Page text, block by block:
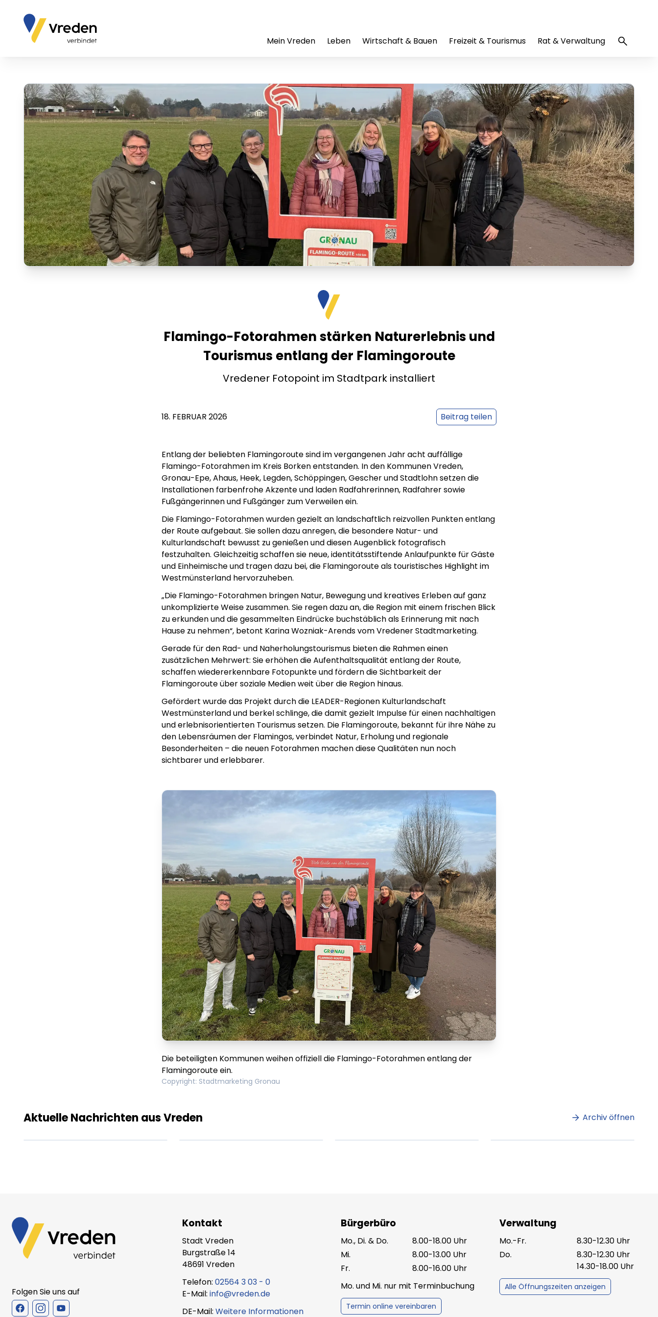
Mein Vreden Leben Wirtschaft & Bauen Freizeit & Tourismus Rat & Verwaltung
Flamingo-Fotorahmen stärken Naturerlebnis und
Tourismus entlang der Flamingoroute
Vredener Fotopoint im Stadtpark installiert
18. FEBRUAR 2026 Beitrag teilen
Entlang der beliebten Flamingoroute sind im vergangenen Jahr acht auffällige
Flamingo-Fotorahmen im Kreis Borken entstanden. In den Kommunen Vreden,
Gronau-Epe, Ahaus, Heek, Legden, Schöppingen, Gescher und Stadtlohn setzen die
Installationen farbenfrohe Akzente und laden Radfahrerinnen, Radfahrer sowie
Fußgängerinnen und Fußgänger zum Verweilen ein.
Die Flamingo-Fotorahmen wurden gezielt an landschaftlich reizvollen Punkten entlang
der Route aufgebaut. Sie sollen dazu anregen, die besondere Natur- und
Kulturlandschaft bewusst zu genießen und diesen Augenblick fotografisch
festzuhalten. Gleichzeitig schaffen sie neue, identitätsstiftende Anlaufpunkte für Gäste
und Einheimische und tragen dazu bei, die Flamingoroute als touristisches Highlight im
Westmünsterland hervorzuheben.
„Die Flamingo-Fotorahmen bringen Natur, Bewegung und kreatives Erleben auf ganz
unkomplizierte Weise zusammen. Sie regen dazu an, die Region mit einem frischen Blick
zu erkunden und die gesammelten Eindrücke buchstäblich als Erinnerung mit nach
Hause zu nehmen“, betont Karina Wozniak-Arends vom Vredener Stadtmarketing.
Gerade für den Rad- und Naherholungstourismus bieten die Rahmen einen
zusätzlichen Mehrwert: Sie erhöhen die Aufenthaltsqualität entlang der Route,
schaffen wiedererkennbare Fotopunkte und fördern die Sichtbarkeit der
Flamingoroute über soziale Medien weit über die Region hinaus.
Gefördert wurde das Projekt durch die LEADER-Regionen Kulturlandschaft
Westmünsterland und berkel schlinge, die damit gezielt Impulse für einen nachhaltigen
und erlebnisorientierten Tourismus setzen. Die Flamingoroute, bekannt für ihre Nähe zu
den Lebensräumen der Flamingos, verbindet Natur, Erholung und regionale
Besonderheiten – die neuen Fotorahmen machen diese Qualitäten nun noch
sichtbarer und erlebbarer.
Die beteiligten Kommunen weihen offiziell die Flamingo-Fotorahmen entlang der
Flamingoroute ein.
Copyright: Stadtmarketing Gronau
Aktuelle Nachrichten aus Vreden Archiv öffnen
amet.
Lorem ipsum Lorem
Folgen Sie uns auf
Kontakt
Stadt Vreden
Burgstraße 14
48691 Vreden
Telefon: 02564 3 03 - 0
E-Mail: info@vreden.de
DE-Mail: Weitere Informationen
Bürgerbüro
Mo., Di. & Do.
8.00-18.00 Uhr
Mi.
8.00-13.00 Uhr
Fr.
8.00-16.00 Uhr
Mo. und Mi. nur mit Terminbuchung
Termin online vereinbaren
Verwaltung
Mo.-Fr.
8.30-12.30 Uhr
Do.
8.30-12.30 Uhr
14.30-18.00 Uhr
Alle Öffnungszeiten anzeigen